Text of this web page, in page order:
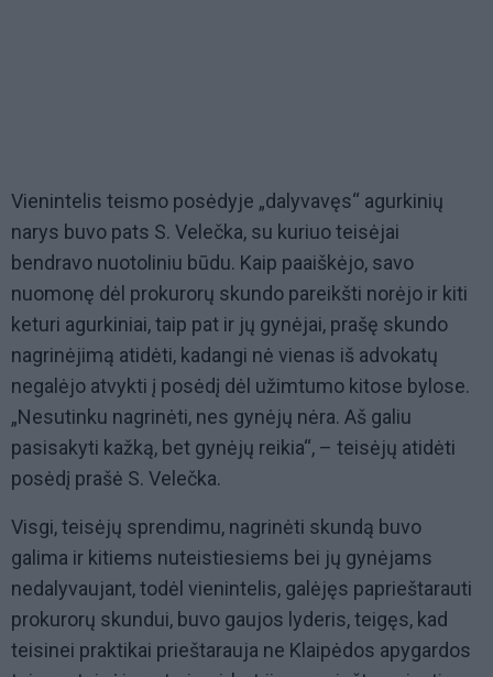
Vienintelis teismo posėdyje „dalyvavęs“ agurkinių
narys buvo pats S. Velečka, su kuriuo teisėjai
bendravo nuotoliniu būdu. Kaip paaiškėjo, savo
nuomonę dėl prokurorų skundo pareikšti norėjo ir kiti
keturi agurkiniai, taip pat ir jų gynėjai, prašę skundo
nagrinėjimą atidėti, kadangi nė vienas iš advokatų
negalėjo atvykti į posėdį dėl užimtumo kitose bylose.
„Nesutinku nagrinėti, nes gynėjų nėra. Aš galiu
pasisakyti kažką, bet gynėjų reikia“, – teisėjų atidėti
posėdį prašė S. Velečka.
Visgi, teisėjų sprendimu, nagrinėti skundą buvo
galima ir kitiems nuteistiesiems bei jų gynėjams
nedalyvaujant, todėl vienintelis, galėjęs paprieštarauti
prokurorų skundui, buvo gaujos lyderis, teigęs, kad
teisinei praktikai prieštarauja ne Klaipėdos apygardos